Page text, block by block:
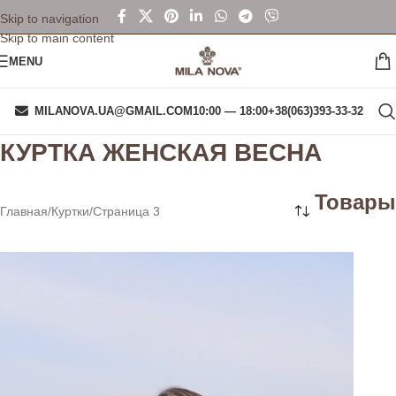
Skip to navigation
Skip to main content
MENU
MILANOVA.UA@GMAIL.COM10:00 — 18:00+38(063)393-33-32
КУРТКА ЖЕНСКАЯ ВЕСНА
Главная Куртки Страница 3 Товары